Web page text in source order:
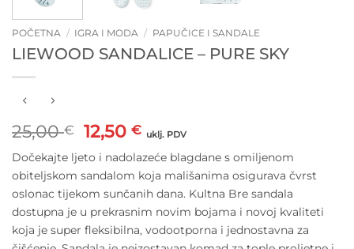
POČETNA / IGRA I MODA / PAPUČICE I SANDALE
LIEWOOD SANDALICE – PURE SKY
25,00€
Izvorna
cijena
bila
je:
25,00 €.
12,50€Trenutna
cijena
je:
12,50 €.
uklj. PDV
Dočekajte ljeto i nadolazeće blagdane s omiljenom
obiteljskom sandalom koja mališanima osigurava čvrst
oslonac tijekom sunčanih dana. Kultna Bre sandala
dostupna je u prekrasnim novim bojama i novoj kvaliteti
koja je super fleksibilna, vodootporna i jednostavna za